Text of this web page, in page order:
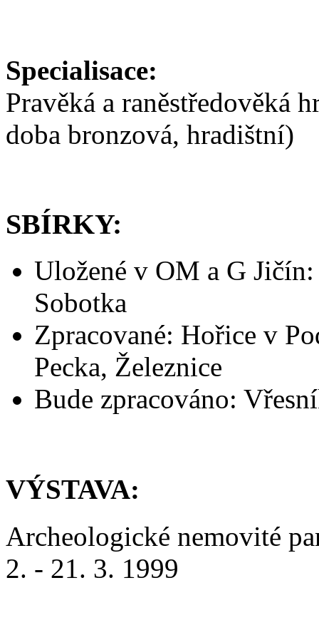
Specialisace:
Pravěká a raněstředověká
doba bronzová, hradištní)
SBÍRKY:
Uložené v OM a G
Sobotka
Zpracované: Hořice v
Pecka, Železnice
Bude zpracováno:
VÝSTAVA:
Archeologické nemovité
2. - 21. 3. 1999